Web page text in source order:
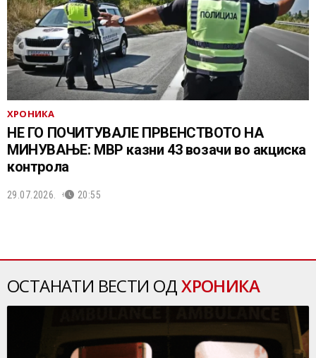
ХРОНИКА
НЕ ГО ПОЧИТУВАЛЕ ПРВЕНСТВОТО НА
МИНУВАЊЕ: МВР казни 43 возачи во акциска
контрола
29.07.2026. 20:55
ОСТАНАТИ ВЕСТИ ОДХРОНИКА